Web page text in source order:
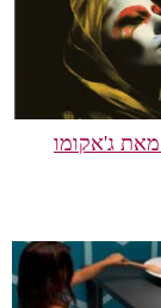
ג'אקומו